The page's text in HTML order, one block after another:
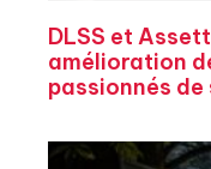
DLSS et
amélioration
passionnés